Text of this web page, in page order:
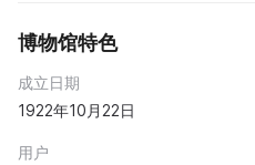
博物馆特色
成立日期
1922年10月22日
用户